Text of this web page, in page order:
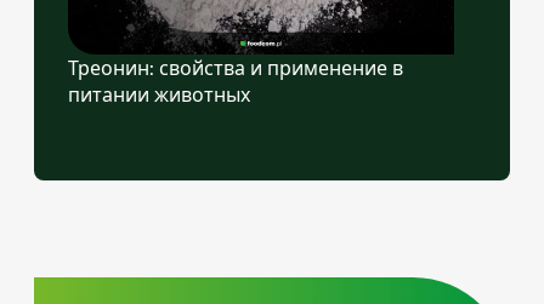
Треонин: свойства и применение в
питании животных